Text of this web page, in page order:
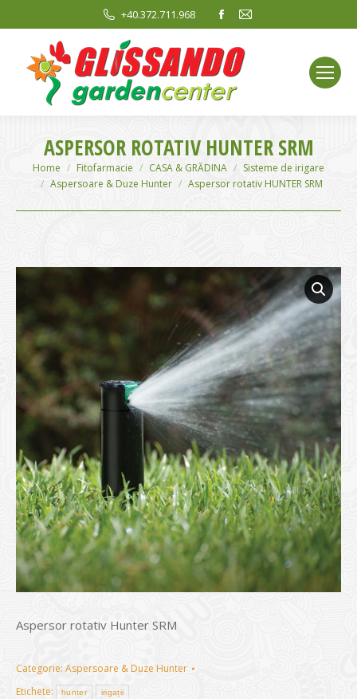
+40.372.711.968
Facebook
opens
in
new
window
Mail
window
ASPERSOR ROTATIV HUNTER SRM
You are here:
Home Fitofarmacie CASA & GRĂDINA
Sisteme de irigare
Aspersoare & Duze Hunter
Aspersor rotativ HUNTER SRM
Aspersor rotativ Hunter SRM
Categorie: Aspersoare & Duze Hunter
Etichete:
hunter irigații